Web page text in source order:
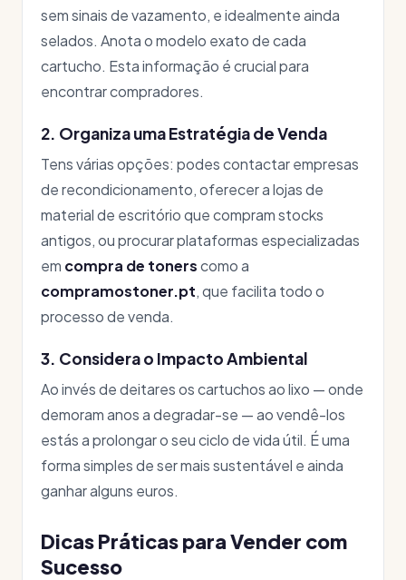
sem sinais de vazamento, e idealmente ainda
selados. Anota o modelo exato de cada
cartucho. Esta informação é crucial para
encontrar compradores.
2. Organiza uma Estratégia de Venda
Tens várias opções: podes contactar empresas
de recondicionamento, oferecer a lojas de
material de escritório que compram stocks
antigos, ou procurar plataformas especializadas
em compra de tonerscomo a
compramostoner.pt, que facilita todo o
processo de venda.
3. Considera o Impacto Ambiental
Ao invés de deitares os cartuchos ao lixo — onde
demoram anos a degradar-se — ao vendê-los
estás a prolongar o seu ciclo de vida útil. É uma
forma simples de ser mais sustentável e ainda
ganhar alguns euros.
Dicas Práticas para Vender com
Sucesso